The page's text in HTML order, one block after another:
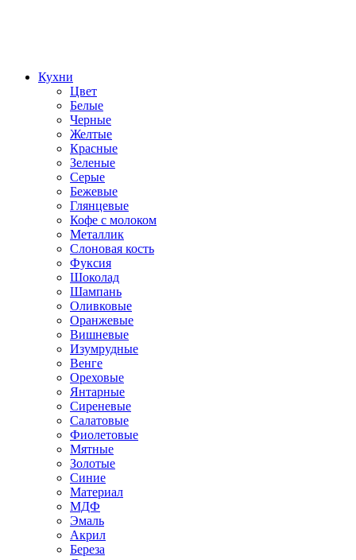
Кухни
Цвет
Белые
Черные
Желтые
Красные
Зеленые
Серые
Бежевые
Глянцевые
Кофе с молоком
Металлик
Слоновая кость
Фуксия
Шоколад
Шампань
Оливковые
Оранжевые
Вишневые
Изумрудные
Венге
Ореховые
Янтарные
Сиреневые
Салатовые
Фиолетовые
Мятные
Золотые
Синие
Материал
МДФ
Эмаль
Акрил
Береза